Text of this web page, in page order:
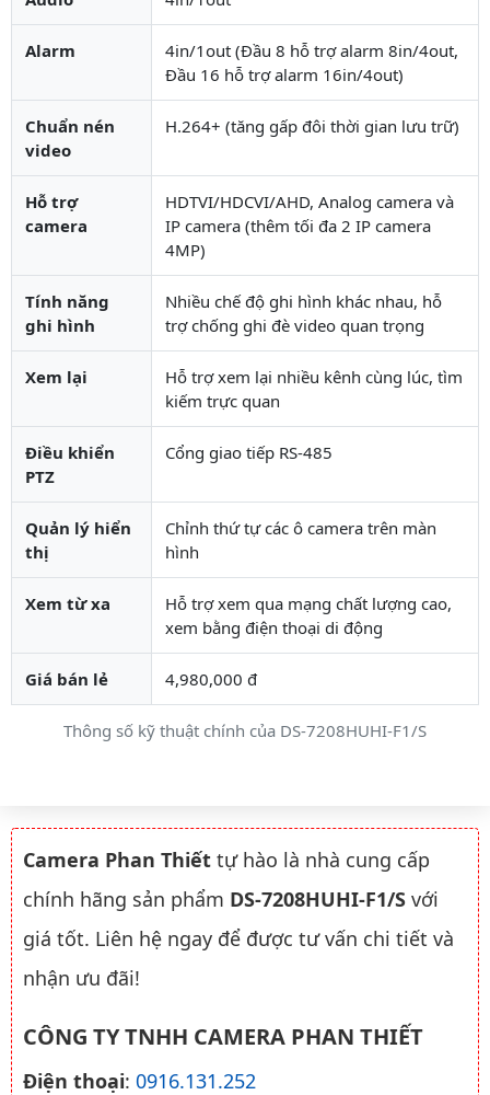
Thông số kỹ thuật chính của DS-7208HUHI-F1/S
Alarm
4in/1out (Đầu 8 hỗ trợ alarm 8in/4out,
Đầu 16 hỗ trợ alarm 16in/4out)
Chuẩn nén
video
H.264+ (tăng gấp đôi thời gian lưu trữ)
Hỗ trợ
camera
HDTVI/HDCVI/AHD, Analog camera và
IP camera (thêm tối đa 2 IP camera
4MP)
Tính năng
ghi hình
Nhiều chế độ ghi hình khác nhau, hỗ
trợ chống ghi đè video quan trọng
Xem lại
Hỗ trợ xem lại nhiều kênh cùng lúc, tìm
kiếm trực quan
Điều khiển
PTZ
Cổng giao tiếp RS-485
Quản lý hiển
thị
Chỉnh thứ tự các ô camera trên màn
hình
Xem từ xa
Hỗ trợ xem qua mạng chất lượng cao,
xem bằng điện thoại di động
Giá bán lẻ 4,980,000 đ
Camera Phan Thiết tự hào là nhà cung cấp
chính hãng sản phẩm DS-7208HUHI-F1/S với
giá tốt. Liên hệ ngay để được tư vấn chi tiết và
nhận ưu đãi!
CÔNG TY TNHH CAMERA PHAN THIẾT
Điện thoại: 0916.131.252